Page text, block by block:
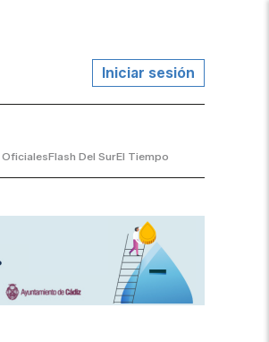
Iniciar sesión
Flash Del SurEl Tiempo